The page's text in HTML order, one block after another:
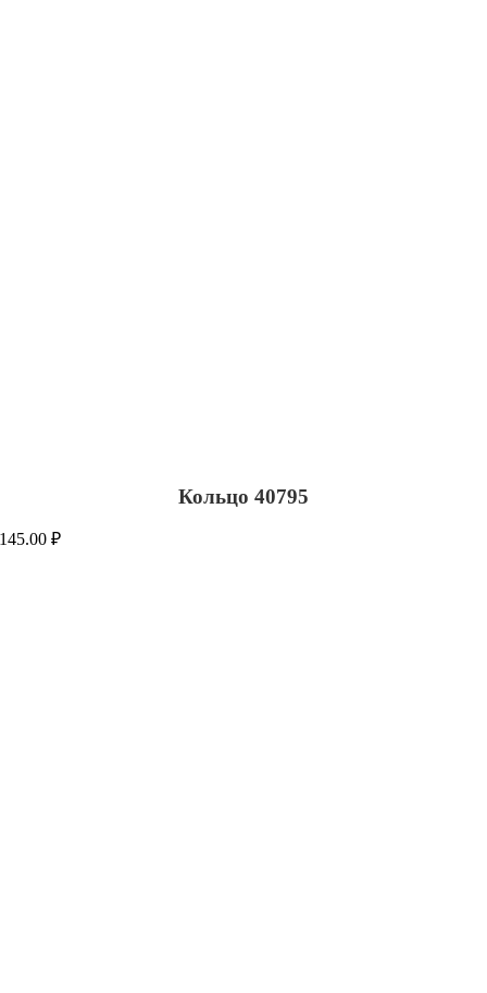
Кольцо 40795
145.00₽